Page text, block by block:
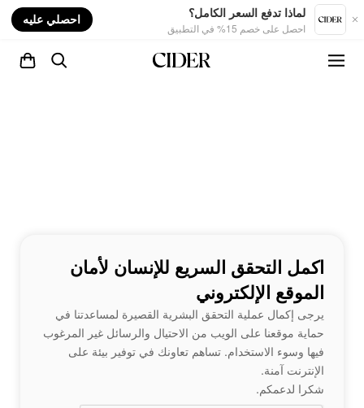
لماذا تدفع السعر الكامل؟
احصل على خصم 15% في التطبيق
احصلي عليه
اكمل التحقق السريع للإنسان لأمان
الموقع الإلكتروني
يرجى إكمال عملية التحقق البشرية القصيرة لمساعدتنا في
حماية موقعنا على الويب من الاحتيال والرسائل غير المرغوب
فيها وسوء الاستخدام. تساهم تعاونك في توفير بيئة على
الإنترنت آمنة.
شكرا لدعمكم.